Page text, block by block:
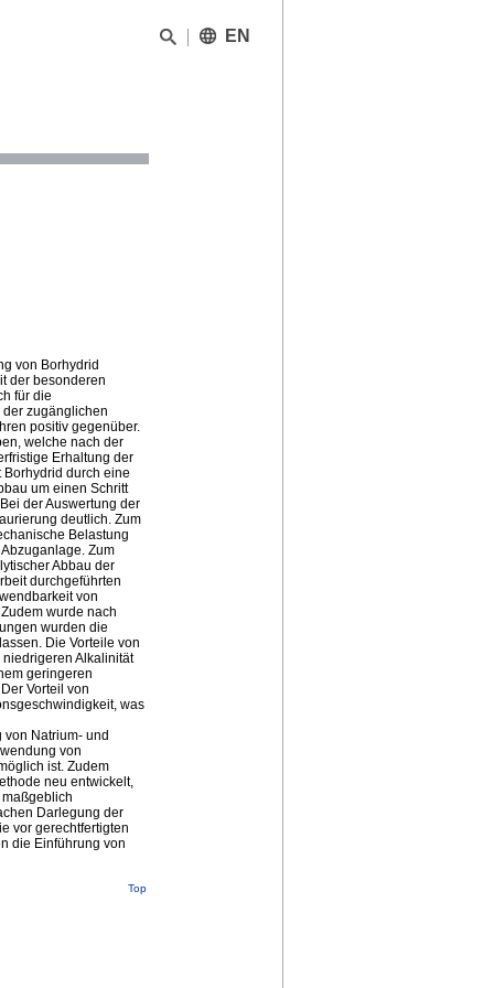
EN
von Borhydrid
der besonderen
für die
zugänglichen
positiv gegenüber.
welche nach der
Erhaltung der
durch eine
um einen Schritt
der Auswertung der
deutlich. Zum
Belastung
Zum
Abbau der
durchgeführten
von
wurde nach
wurden die
Die Vorteile von
Alkalinität
geringeren
Vorteil von
was
von Natrium- und
von
ist. Zudem
neu entwickelt,
Darlegung der
vor gerechtfertigten
die Einführung von
Top